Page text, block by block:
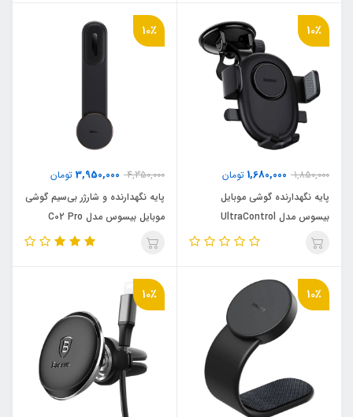
10٪
1,850,000
1,680,000 تومان
پایه نگهدارنده گوشی موبایل
بیسوس مدل UltraControl
10٪
4,350,000
3,950,000 تومان
پایه نگهدارنده و شارژر بی‌سیم گوشی
موبایل بیسوس مدل C02 Pro
10٪ 10٪